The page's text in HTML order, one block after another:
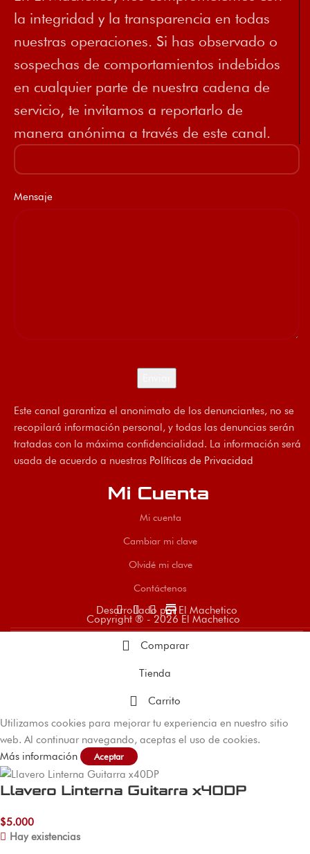
la integridad y la transparencia en todas
nuestras operaciones. Si has observado o
sospechas de comportamientos indebidos
en cualquier parte de nuestra cadena de
servicio, te invitamos a reportarlo de
manera anónima a través de este canal.
Mensaje
Este canal garantiza el anonimato de los denunciantes, no se
recopilará información personal, y todas las denuncias serán
tratadas con la máxima confidencialidad. La información será
usada de acuerdo a nuestras Políticas de Privacidad
Mi Cuenta
Mi cuenta
Cambiar mi clave
Olvidé mi clave
Contáctenos
store
Desarrollado por El Machetico
Copyright ® - 2026 El Machetico
Comparar
Tienda
Carrito
Utilizamos cookies para mejorar tu experiencia en nuestro sitio
web. Al continuar navegando, aceptas el uso de cookies.
Más información
Aceptar
Llavero Linterna Guitarra x40DP
$5.000
Hay existencias